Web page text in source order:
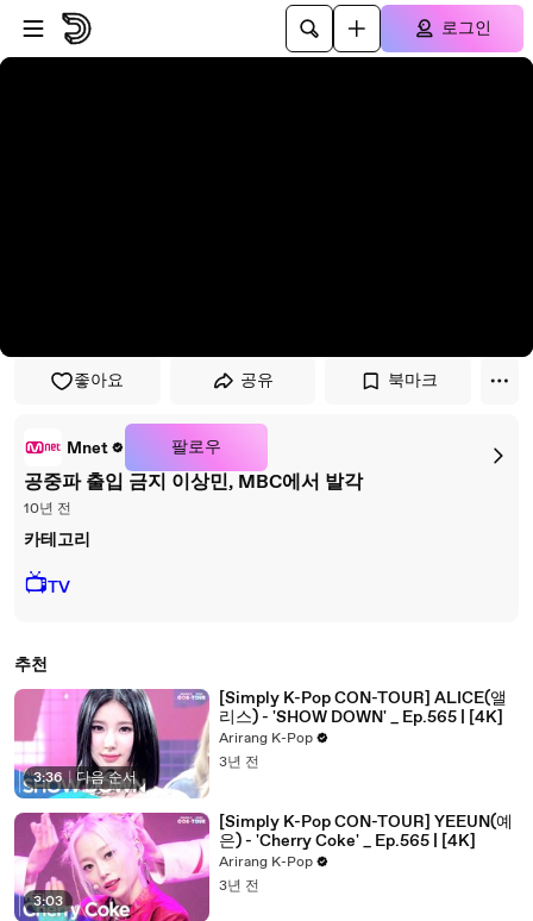
플레이어로 건너뛰기
본문으로 건너뛰기
로그인
좋아요 공유 북마크
Mnet 팔로우
공중파 출입 금지 이상민, MBC에서 발각
10년 전
카테고리
📺TV
추천
3:36 | 다음 순서
[Simply K-Pop CON-TOUR] ALICE(앨
리스) - 'SHOW DOWN' _ Ep.565 | [4K]
Arirang K-Pop
3년 전
3:03
[Simply K-Pop CON-TOUR] YEEUN(예
은) - 'Cherry Coke' _ Ep.565 | [4K]
Arirang K-Pop
3년 전